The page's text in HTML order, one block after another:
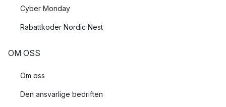
Cyber Monday
Rabattkoder Nordic Nest
OM OSS
Om oss
Den ansvarlige bedriften